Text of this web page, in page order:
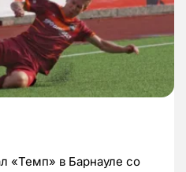
«Темп» в Барнауле со